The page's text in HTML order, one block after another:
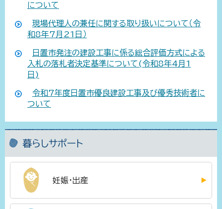
について
現場代理人の兼任に関する取り扱いについて（令
和8年7月21日）
日置市発注の建設工事に係る総合評価方式による
入札の落札者決定基準について(令和8年4月1
日)
令和7年度日置市優良建設工事及び優秀技術者に
ついて
暮らしサポート
妊娠・出産